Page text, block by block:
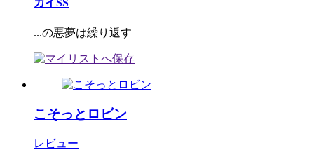
カイSS
...の悪夢は繰り返す
こそっとロビン
レビュー